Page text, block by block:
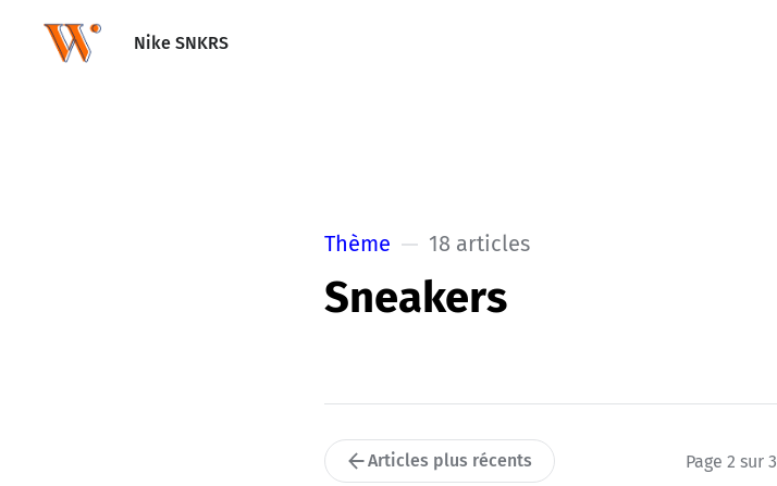
Nike SNKRS
Thème 18 articles
Sneakers
Articles plus récents Page 2 sur 3